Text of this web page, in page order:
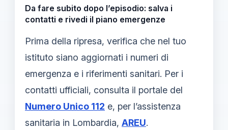
Da fare subito dopo l’episodio: salva i
contatti e rivedi il piano emergenze
Prima della ripresa, verifica che nel tuo
istituto siano aggiornati i numeri di
emergenza e i riferimenti sanitari. Per i
contatti ufficiali, consulta il portale del
Numero Unico 112 e, per l’assistenza
sanitaria in Lombardia, AREU.